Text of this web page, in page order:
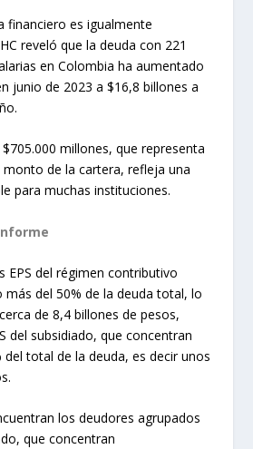
financiero es igualmente
reveló que la deuda con 221
en Colombia ha aumentado
junio de 2023 a $16,8 billones a
millones, que representa
monto de la cartera, refleja una
para muchas instituciones.
EPS del régimen contributivo
del 50% de la deuda total, lo
de 8,4 billones de pesos,
del subsidiado, que concentran
del total de la deuda, es decir unos
los deudores agrupados
que concentran